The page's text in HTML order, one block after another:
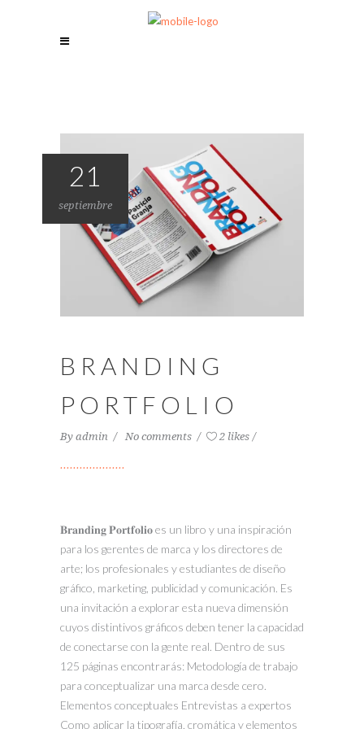
21
septiembre
BRANDING
PORTFOLIO
By admin No comments 2 likes
𝐁𝐫𝐚𝐧𝐝𝐢𝐧𝐠 𝐏𝐨𝐫𝐭𝐟𝐨𝐥𝐢𝐨 es un libro y una inspiración
para los gerentes de marca y los directores de
arte; los profesionales y estudiantes de diseño
gráfico, marketing, publicidad y comunicación. Es
una invitación a explorar esta nueva dimensión
cuyos distintivos gráficos deben tener la capacidad
de conectarse con la gente real. Dentro de sus
125 páginas encontrarás: Metodología de trabajo
para conceptualizar una marca desde cero.
Elementos conceptuales Entrevistas a expertos
Como aplicar la tipografía, cromática y elementos